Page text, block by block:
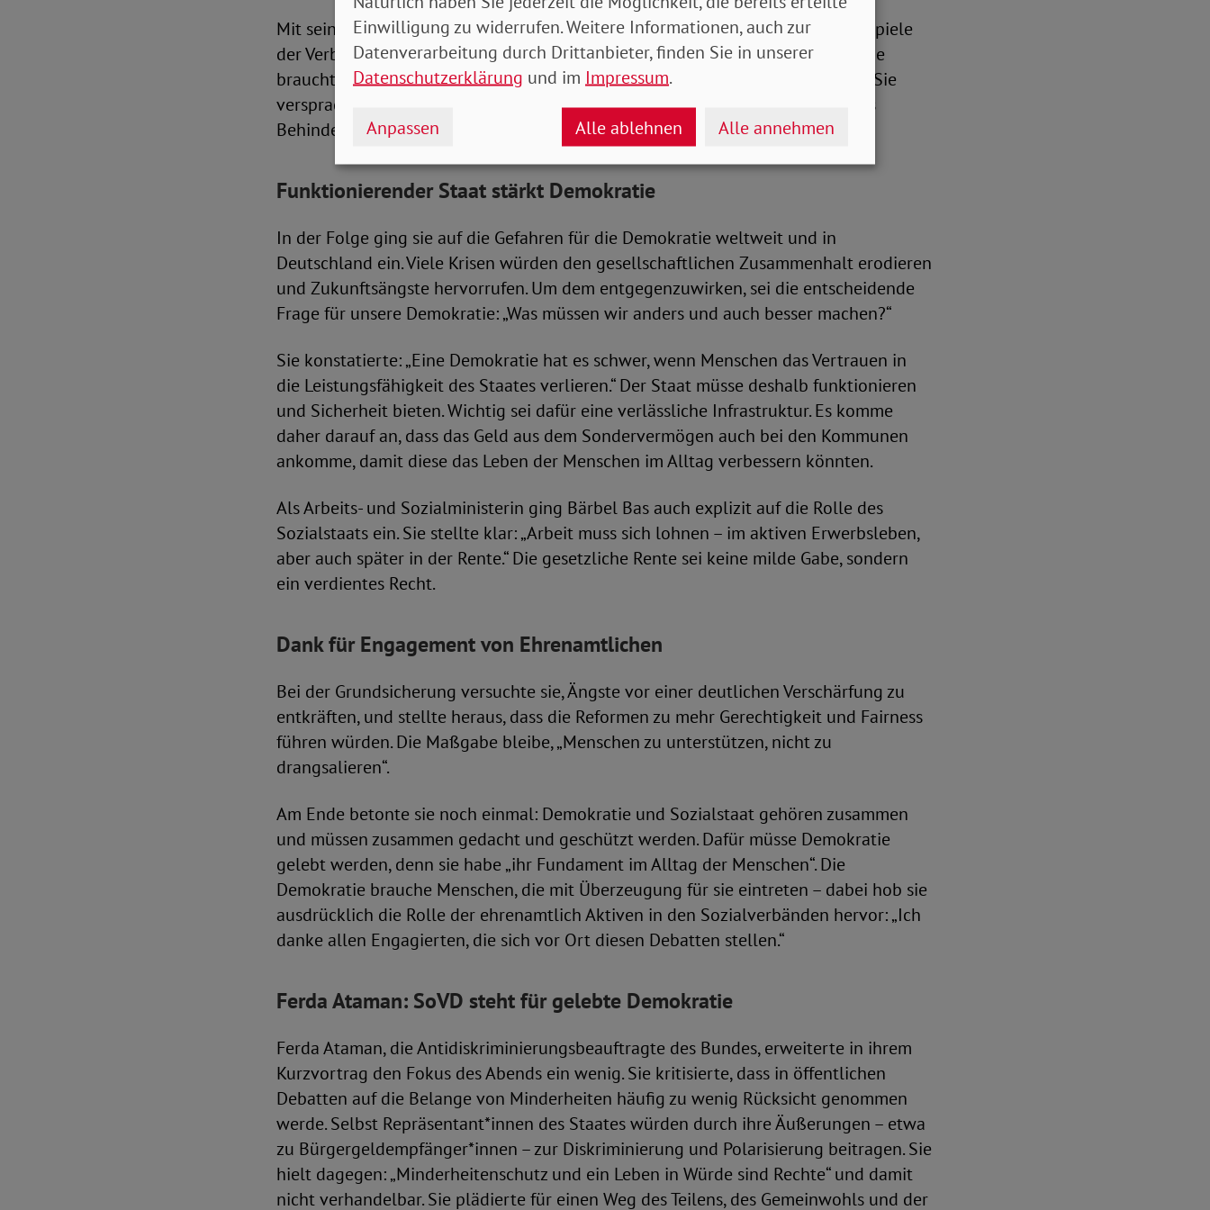
Mit seinem Einsatz gegen Diskriminierung und für eine gerechte Gesellschaft spiele
der Verband eine große Rolle in der Demokratie. Dabei betonte sie: „Demokratie
braucht Inklusion, und Demokratie braucht Demokratinnen und Demokraten.“ Sie
versprach in diesem Zusammenhang, sich weiter für eine wirksame Reform des
Behindertengleichstellungsgesetzes einzusetzen.
Funktionierender Staat stärkt Demokratie
In der Folge ging sie auf die Gefahren für die Demokratie weltweit und in
Deutschland ein. Viele Krisen würden den gesellschaftlichen Zusammenhalt erodieren
und Zukunftsängste hervorrufen. Um dem entgegenzuwirken, sei die entscheidende
Frage für unsere Demokratie: „Was müssen wir anders und auch besser machen?“
Sie konstatierte: „Eine Demokratie hat es schwer, wenn Menschen das Vertrauen in
die Leistungsfähigkeit des Staates verlieren.“ Der Staat müsse deshalb funktionieren
und Sicherheit bieten. Wichtig sei dafür eine verlässliche Infrastruktur. Es komme
daher darauf an, dass das Geld aus dem Sondervermögen auch bei den Kommunen
ankomme, damit diese das Leben der Menschen im Alltag verbessern könnten.
Als Arbeits- und Sozialministerin ging Bärbel Bas auch explizit auf die Rolle des
Sozialstaats ein. Sie stellte klar: „Arbeit muss sich lohnen – im aktiven Erwerbsleben,
aber auch später in der Rente.“ Die gesetzliche Rente sei keine milde Gabe, sondern
ein verdientes Recht.
Dank für Engagement von Ehrenamtlichen
Bei der Grundsicherung versuchte sie, Ängste vor einer deutlichen Verschärfung zu
entkräften, und stellte heraus, dass die Reformen zu mehr Gerechtigkeit und Fairness
führen würden. Die Maßgabe bleibe, „Menschen zu unterstützen, nicht zu
drangsalieren“.
Am Ende betonte sie noch einmal: Demokratie und Sozialstaat gehören zusammen
und müssen zusammen gedacht und geschützt werden. Dafür müsse Demokratie
gelebt werden, denn sie habe „ihr Fundament im Alltag der Menschen“. Die
Demokratie brauche Menschen, die mit Überzeugung für sie eintreten – dabei hob sie
ausdrücklich die Rolle der ehrenamtlich Aktiven in den Sozialverbänden hervor: „Ich
danke allen Engagierten, die sich vor Ort diesen Debatten stellen.“
Ferda Ataman: SoVD steht für gelebte Demokratie
Ferda Ataman, die Antidiskriminierungsbeauftragte des Bundes, erweiterte in ihrem
Kurzvortrag den Fokus des Abends ein wenig. Sie kritisierte, dass in öffentlichen
Debatten auf die Belange von Minderheiten häufig zu wenig Rücksicht genommen
werde. Selbst Repräsentant*innen des Staates würden durch ihre Äußerungen – etwa
zu Bürgergeldempfänger*innen – zur Diskriminierung und Polarisierung beitragen. Sie
hielt dagegen: „Minderheitenschutz und ein Leben in Würde sind Rechte“ und damit
nicht verhandelbar. Sie plädierte für einen Weg des Teilens, des Gemeinwohls und der
Einwilligung zu widerrufen. Weitere Informationen, auch zur
Datenverarbeitung durch Drittanbieter, finden Sie in unserer
Datenschutzerklärung und im Impressum.
Anpassen Alle ablehnen Alle annehmen